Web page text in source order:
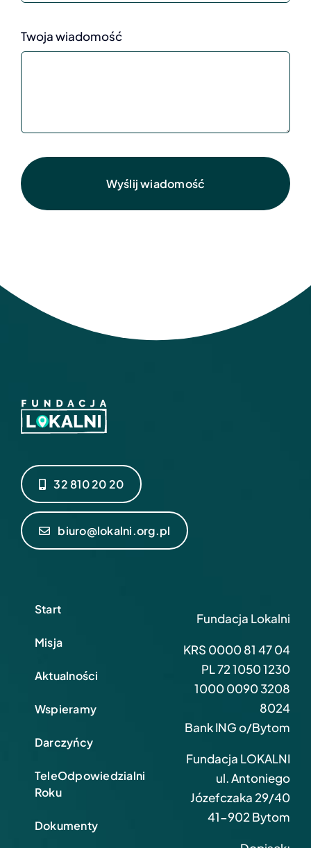
Twoja wiadomość
Wyślij wiadomość
32 810 20 20
biuro@lokalni.org.pl
Start
Misja
Aktualności
Wspieramy
Darczyńcy
TeleOdpowiedzialni
Roku
Dokumenty
Fundacja Lokalni
KRS 0000 81 47 04
PL 72 1050 1230
1000 0090 3208
8024
Bank ING o/Bytom
Fundacja LOKALNI
ul. Antoniego
Józefczaka 29/40
41-902 Bytom